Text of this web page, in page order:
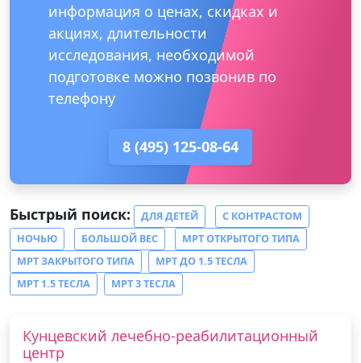
информация о ценах, скидках и
акциях, длительности
исследования, необходимой
подготовке можно позвонив по
телефону
8 (495) 125-08-64
Быстрый поиск: ДЛЯ ДЕТЕЙ
С КОНТРАСТОМ
НОЧЬЮ
БОЛЬШОЙ ВЕС
МРТ ОТКРЫТОГО ТИПА
МРТ ЗАКРЫТОГО ТИПА
МРТ ДО 1.5 ТЕСЛА
МРТ 1.5 ТЕСЛА
МРТ 3 ТЕСЛА
Кунцевский лечебно-реабилитационный
центр